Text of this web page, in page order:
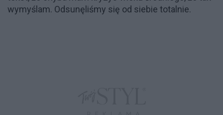
wymyślam. Odsunęliśmy się od siebie totalnie.